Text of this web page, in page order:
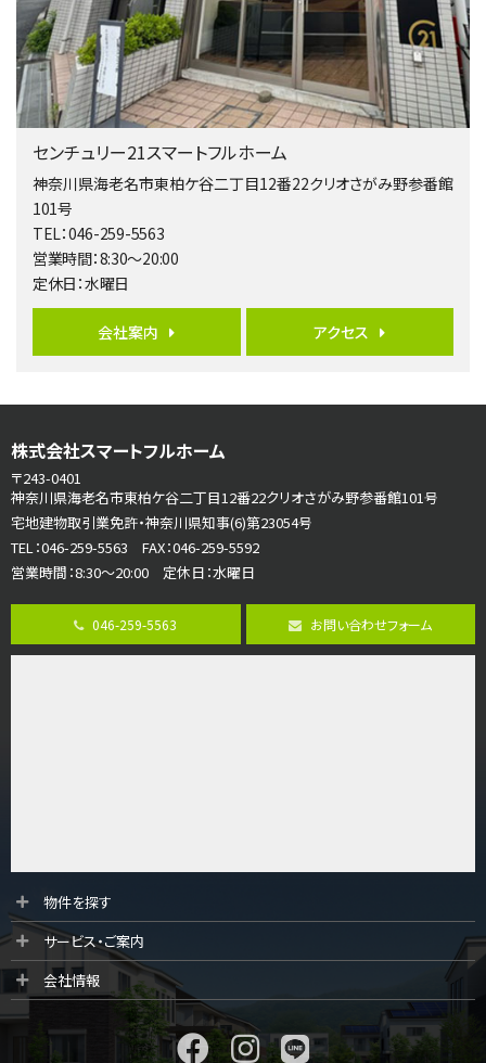
南側道路に面しており日当たり良好。 キッチンから…
第5位
3,680万円
4ＬＤＫ
橋本駅
第6位
歩17分
ご家族が集まるLDKは１７．５帖とゆとりある広さ…
3,990万円
並列２台駐車可。１階はリビングと水まわりをまとめ…
第8位
海老名駅
バ15分・歩1分
リビングダイニング部分の床暖房完備 車並列2台駐…
桜ヶ丘駅
LDK約20帖とゆとりある広さ！WIC、SICの…
センチュリー21スマートフルホーム
神奈川県海老名市東柏ケ谷二丁目12番22クリオさがみ野参番館
101号
TEL：046-259-5563
営業時間：8:30～20:00
定休日：水曜日
会社案内 アクセス
株式会社スマートフルホーム
〒243-0401
神奈川県海老名市東柏ケ谷二丁目12番22クリオさがみ野参番館101号
宅地建物取引業免許・神奈川県知事(6)第23054号
TEL：046-259-5563 FAX：046-259-5592
営業時間：8:30～20:00 定休日：水曜日
046-259-5563 お問い合わせフォーム
物件を探す
サービス・ご案内
会社情報